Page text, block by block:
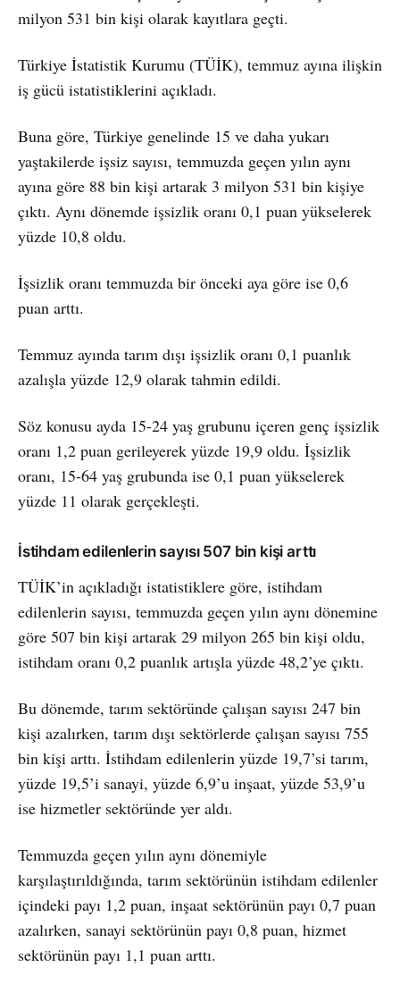
milyon 531 bin kişi olarak kayıtlara geçti.
Türkiye İstatistik Kurumu (TÜİK), temmuz ayına ilişkin
iş gücü istatistiklerini açıkladı.
Buna göre, Türkiye genelinde 15 ve daha yukarı
yaştakilerde işsiz sayısı, temmuzda geçen yılın aynı
ayına göre 88 bin kişi artarak 3 milyon 531 bin kişiye
çıktı. Aynı dönemde işsizlik oranı 0,1 puan yükselerek
yüzde 10,8 oldu.
İşsizlik oranı temmuzda bir önceki aya göre ise 0,6
puan arttı.
Temmuz ayında tarım dışı işsizlik oranı 0,1 puanlık
azalışla yüzde 12,9 olarak tahmin edildi.
Söz konusu ayda 15-24 yaş grubunu içeren genç işsizlik
oranı 1,2 puan gerileyerek yüzde 19,9 oldu. İşsizlik
oranı, 15-64 yaş grubunda ise 0,1 puan yükselerek
yüzde 11 olarak gerçekleşti.
İstihdam edilenlerin sayısı 507 bin kişi arttı
TÜİK’in açıkladığı istatistiklere göre, istihdam
edilenlerin sayısı, temmuzda geçen yılın aynı dönemine
göre 507 bin kişi artarak 29 milyon 265 bin kişi oldu,
istihdam oranı 0,2 puanlık artışla yüzde 48,2’ye çıktı.
Bu dönemde, tarım sektöründe çalışan sayısı 247 bin
kişi azalırken, tarım dışı sektörlerde çalışan sayısı 755
bin kişi arttı. İstihdam edilenlerin yüzde 19,7’si tarım,
yüzde 19,5’i sanayi, yüzde 6,9’u inşaat, yüzde 53,9’u
ise hizmetler sektöründe yer aldı.
Temmuzda geçen yılın aynı dönemiyle
karşılaştırıldığında, tarım sektörünün istihdam edilenler
içindeki payı 1,2 puan, inşaat sektörünün payı 0,7 puan
azalırken, sanayi sektörünün payı 0,8 puan, hizmet
sektörünün payı 1,1 puan arttı.